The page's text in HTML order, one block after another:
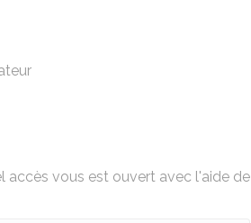
accès vous est ouvert avec l'aide de